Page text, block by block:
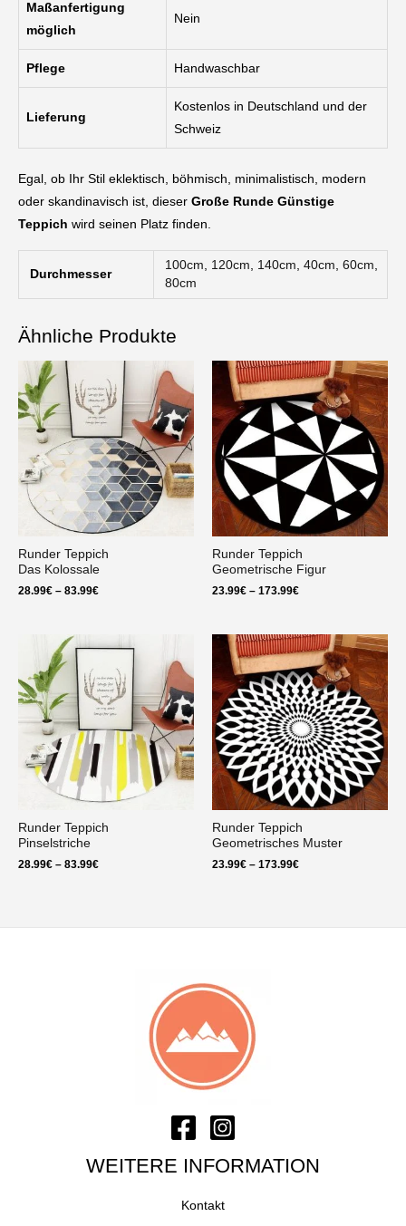
Maßanfertigung
möglich
Nein
Pflege Handwaschbar
Lieferung
Kostenlos in Deutschland und der
Schweiz
Egal, ob Ihr Stil eklektisch, böhmisch, minimalistisch, modern
oder skandinavisch ist, dieser Große Runde Günstige
Teppich wird seinen Platz finden.
Durchmesser
100cm, 120cm, 140cm,40cm,60cm,
80cm
Ähnliche Produkte
Runder Teppich
Das Kolossale
28.99€ – 83.99€Preisspanne:
Runder Teppich
Geometrische Figur
23.99€ – 173.99€Preisspanne:
173.99€
Runder Teppich
Pinselstriche
28.99€ – 83.99€Preisspanne:
Runder Teppich
Geometrisches Muster
23.99€ – 173.99€Preisspanne:
WEITERE INFORMATION
Kontakt